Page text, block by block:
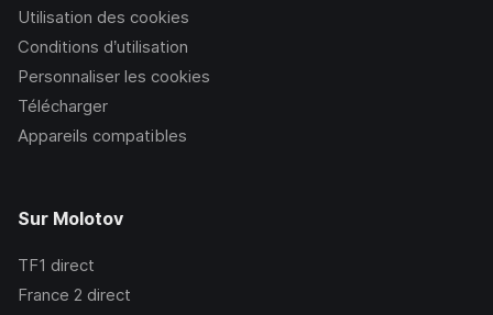
Utilisation des cookies
Conditions d’utilisation
Personnaliser les cookies
Télécharger
Appareils compatibles
Sur Molotov
TF1 direct
France 2 direct